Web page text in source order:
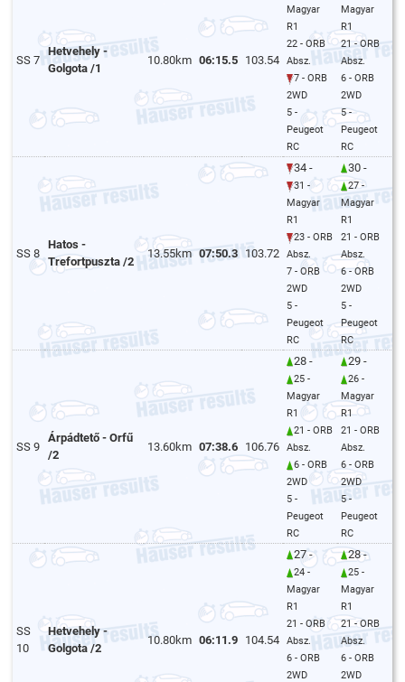
SS 7
Hetvehely -
Golgota /1
10.80km 06:15.5 103.54
Magyar
R1
22 - ORB
Absz.
7 - ORB
2WD
5 -
Peugeot
RC
Magyar
R1
21 - ORB
Absz.
6 - ORB
2WD
5 -
Peugeot
RC
SS 8
Hatos -
Trefortpuszta /2
13.55km 07:50.3 103.72
34 -
31 -
Magyar
R1
23 - ORB
Absz.
7 - ORB
2WD
5 -
Peugeot
RC
30 -
27 -
Magyar
R1
21 - ORB
Absz.
6 - ORB
2WD
5 -
Peugeot
RC
SS 9
Árpádtető - Orfű
/2
13.60km 07:38.6 106.76
28 -
25 -
Magyar
R1
21 - ORB
Absz.
6 - ORB
2WD
5 -
Peugeot
RC
29 -
26 -
Magyar
R1
21 - ORB
Absz.
6 - ORB
2WD
5 -
Peugeot
RC
SS
10
Hetvehely -
Golgota /2
10.80km 06:11.9 104.54
27 -
24 -
Magyar
R1
21 - ORB
Absz.
6 - ORB
2WD
28 -
25 -
Magyar
R1
21 - ORB
Absz.
6 - ORB
2WD